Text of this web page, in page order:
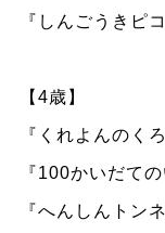
『しんごうきピ
【4歳】
『くれよんのく
『100かいだて
『へんしんトン